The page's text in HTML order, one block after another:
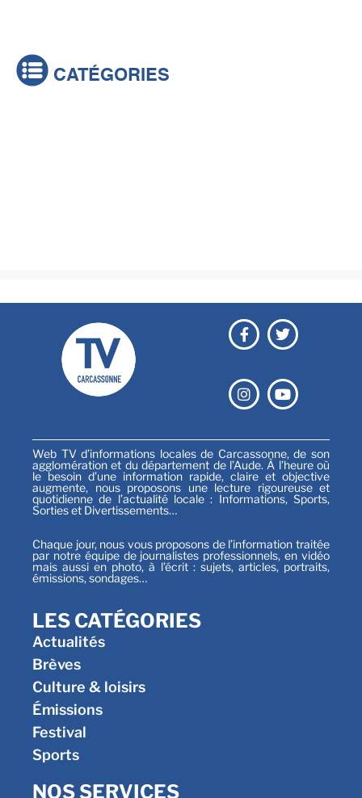
CATÉGORIES
Web TV d’informations locales de Carcassonne, de son
agglomération et du département de l’Aude. À l’heure où
le besoin d’une information rapide, claire et objective
augmente, nous proposons une lecture rigoureuse et
quotidienne de l’actualité locale : Informations, Sports,
Sorties et Divertissements…
Chaque jour, nous vous proposons de l’information traitée
par notre équipe de journalistes professionnels, en vidéo
mais aussi en photo, à l’écrit : sujets, articles, portraits,
émissions, sondages…
LES CATÉGORIES
Actualités
Brèves
Culture & loisirs
Émissions
Festival
Sports
NOS SERVICES